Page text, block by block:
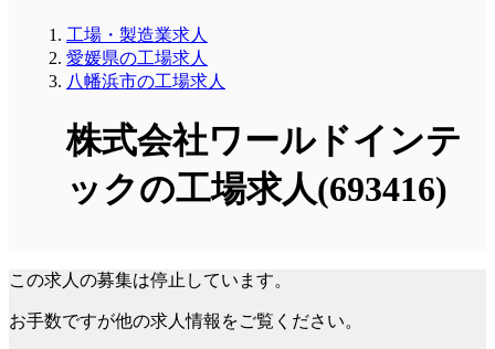
工場・製造業求人
愛媛県の工場求人
八幡浜市の工場求人
株式会社ワールドインテ
ックの工場求人(693416)
この求人の募集は停止しています。
お手数ですが他の求人情報をご覧ください。